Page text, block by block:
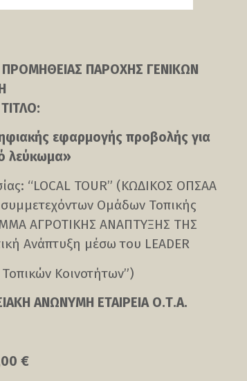
ΠΡΟΜΗΘΕΙΑΣ ΠΑΡΟΧΗΣ ΓΕΝΙΚΩΝ
εφαρμογής προβολής για
λεύκωμα»
“LOCAL TOUR” (ΚΩΔΙΚΟΣ ΟΠΣΑΑ
Ομάδων Τοπικής
ΑΓΡΟΤΙΚΗΣ ΑΝΑΠΤΥΞΗΣ ΤΗΣ
Ανάπτυξη μέσω του LEADER
Κοινοτήτων”)
ΑΝΩΝΥΜΗ ΕΤΑΙΡΕΙΑ Ο.Τ.Α.
€